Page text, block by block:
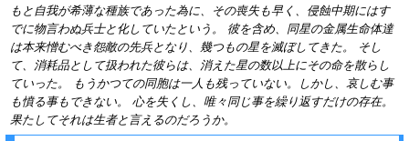
もと自我が希薄な種族であった為に、その喪失も早く、侵蝕中期にはす
でに物言わぬ兵士と化していたという。 彼を含め、同星の金属生命体達
は本来憎むべき怨敵の先兵となり、幾つもの星を滅ぼしてきた。 そし
て、消耗品として扱われた彼らは、消えた星の数以上にその命を散らし
ていった。 もうかつての同胞は一人も残っていない。しかし、哀しむ事
も憤る事もできない。 心を失くし、唯々同じ事を繰り返すだけの存在。
果たしてそれは生者と言えるのだろうか。